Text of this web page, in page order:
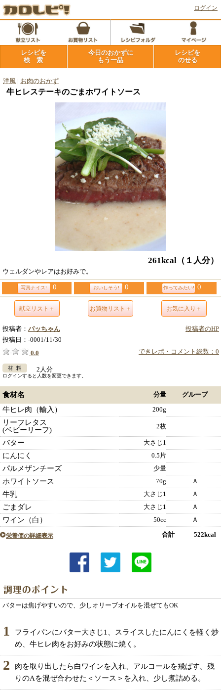
ログイン
レシピを
検 索
今日のおかずに
もう一品
レシピを
のせる
洋風 お肉のおかず
牛ヒレステーキのごまホワイトソース
261kcal （１人分）
ウェルダンやレアはお好みで。
写真ナイス! 0 おいしそう! 0 作ってみたい! 0
献立リスト＋ お買物リスト＋ お気に入り＋
投稿者のHP
投稿者： パッちゃん
投稿日： -0001/11/30
できレポ・コメント総数：0
0.0
2人分
ログインすると人数を変更できます。
食材名 分量 グループ
牛ヒレ肉（輸入） 200g
リーフレタス
(ベビーリーフ)
2枚
バター 大さじ1
にんにく 0.5片
パルメザンチーズ 少量
ホワイトソース 70g Ａ
牛乳 大さじ1 Ａ
ごまダレ 大さじ1 Ａ
ワイン（白） 50cc Ａ
栄養価の詳細表示 合計 522kcal
バターは焦げやすいので、少しオリーブオイルを混ぜてもOK
1
フライパンにバター大さじ1、スライスしたにんにくを軽く炒
め、牛ヒレ肉をお好みの状態に焼く。
2
肉を取り出したら白ワインを入れ、アルコールを飛ばす。残
りのAを混ぜ合わせた＜ソース＞を入れ、少し煮詰める。